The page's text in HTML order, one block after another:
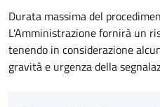
Durata massima del
L'Amministrazione fornirà un
tenendo in considerazione
gravità e urgenza della